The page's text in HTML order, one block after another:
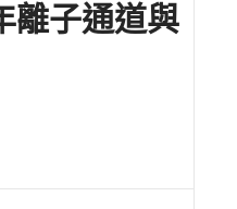
離子通道與